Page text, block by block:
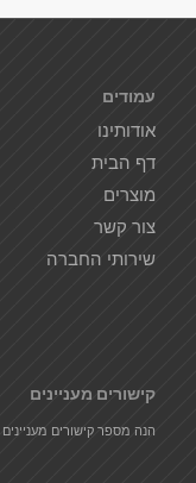
עמודים
אודותינו
דף הבית
מוצרים
צור קשר
שירותי החברה
קישורים מעניינים
הנה מספר קישורים